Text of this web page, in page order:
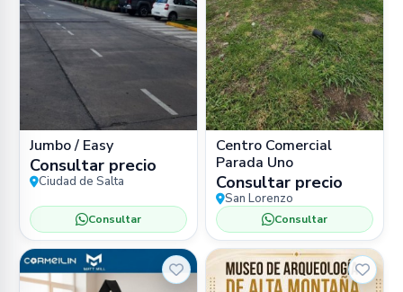
Jumbo / Easy
Consultar precio
Ciudad de Salta
Consultar
Centro Comercial
Parada Uno
Consultar precio
San Lorenzo
Consultar